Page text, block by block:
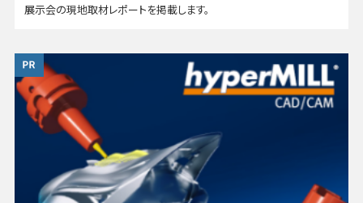
展示会の現地取材レポートを掲載します。